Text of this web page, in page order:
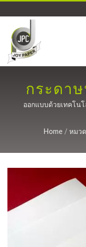
กระดา
เดียวพ
ใช้ง
ออกแบบด้วยเทคโน
ไฟเบอร์คอมโพสิต
Home / หมว